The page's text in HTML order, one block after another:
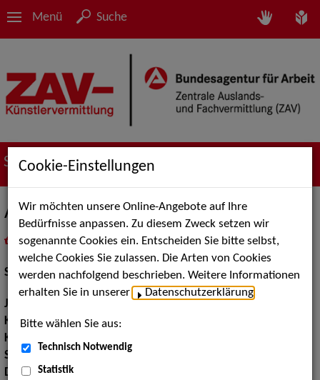
Menü Suche
Suche nach Künstler*innen
Alexander Zauner
als PDF speichern
inMeine Merklistelegen
Schauspiel:Film und TV
Jahrgang:
Körpergröße:188 cm
Konfektionsgröße:
Sprachen:
Dialekte:Bayerisch, Österreichisch
Cookie-Einstellungen
Wir möchten unsere Online-Angebote auf Ihre
Bedürfnisse anpassen. Zu diesem Zweck setzen wir
sogenannte Cookies ein. Entscheiden Sie bitte selbst,
welche Cookies Sie zulassen. Die Arten von Cookies
werden nachfolgend beschrieben. Weitere Informationen
erhalten Sie in unserer
Datenschutzerklärung
Bitte wählen Sie aus:
Technisch Notwendig
Statistik